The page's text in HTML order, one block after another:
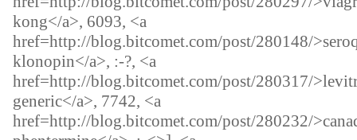
kong</a>, 6093, <a
href=http://blog.bitcomet.com/post/280148/
klonopin</a>, :-?, <a
href=http://blog.bitcomet.com/post/280317/
generic</a>, 7742, <a
href=http://blog.bitcomet.com/post/280232/